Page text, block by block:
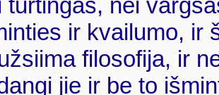
turtingas, nei
ir kvailumo, ir
filosofija, ir
jie ir be to